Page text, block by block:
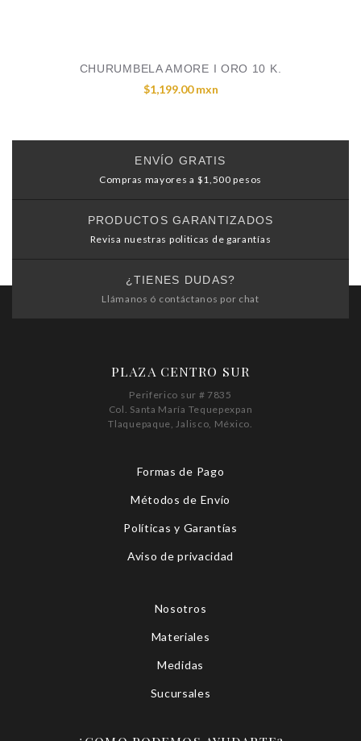
CHURUMBELA AMORE I ORO 10 K.
$1,199.00 mxn
ENVÍO GRATIS
Compras mayores a $1,500 pesos
PRODUCTOS GARANTIZADOS
Revisa nuestras politicas de garantías
¿TIENES DUDAS?
Llámanos ó contáctanos por chat
PLAZA CENTRO SUR
Periferico sur # 7835
Col. Santa María Tequepexpan
Tlaquepaque, Jalisco, México.
Formas de Pago
Métodos de Envío
Políticas y Garantías
Aviso de privacidad
Nosotros
Materiales
Medidas
Sucursales